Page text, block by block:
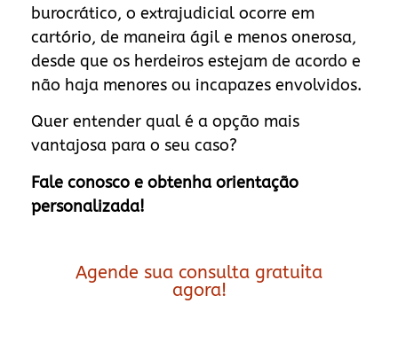
burocrático, o extrajudicial ocorre em
cartório, de maneira ágil e menos onerosa,
desde que os herdeiros estejam de acordo e
não haja menores ou incapazes envolvidos.
Quer entender qual é a opção mais
vantajosa para o seu caso?
Fale conosco e obtenha orientação
personalizada!
Agende sua consulta gratuita
agora!